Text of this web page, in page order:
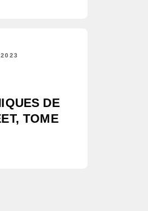
DE
TOME